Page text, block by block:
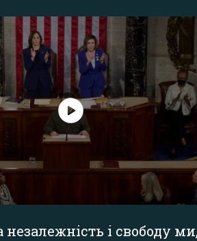
незалежність і свободу